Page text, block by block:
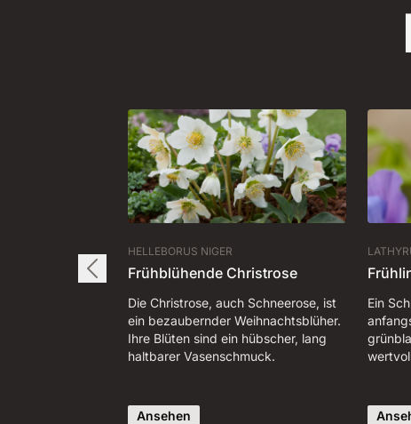
HELLEBORUS NIGER
Frühblühende Christrose
Die Christrose, auch Schneerose, ist
ein bezaubernder Weihnachtsblüher.
Ihre Blüten sind ein hübscher, lang
haltbarer Vasenschmuck.
Ansehen
Ein